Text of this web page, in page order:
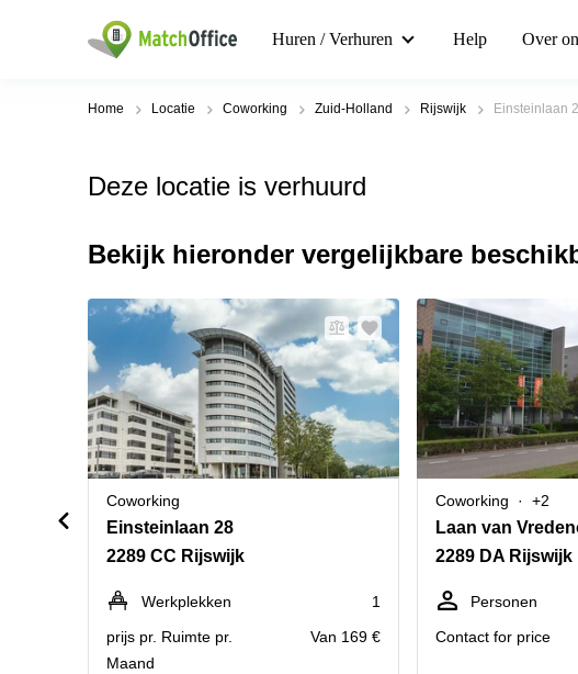
Huren / Verhuren Help Over
Home Locatie Coworking Zuid-Holland Rijswijk Einsteinlaan
Deze locatie is verhuurd
Bekijk hieronder vergelijkbare
Coworking
Einsteinlaan 28
2289 CC Rijswijk
Werkplekken
1
prijs pr. Ruimte pr.
Maand
Van 169 €
Coworking +2
Laan van
2289 DA Rijswijk
Personen
Contact for price